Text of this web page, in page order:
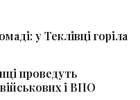
у Теклівці горіла
проведуть
і ВПО